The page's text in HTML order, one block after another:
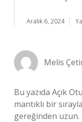
Aralık 6, 2024
Melis
Bu yazıda Açık
mantıklı bir
gereğinden uzun.